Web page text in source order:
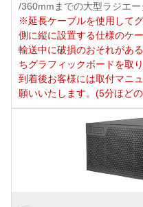
/360mmまでの大型ラジエ
※延長ケーブルを使用して
側に縦に設置する仕様のケー
輸送中に破損のおそれがあ
ちグラフィックボードを取
到着後お客様には取付マニ
願いいたします。(5分ほど